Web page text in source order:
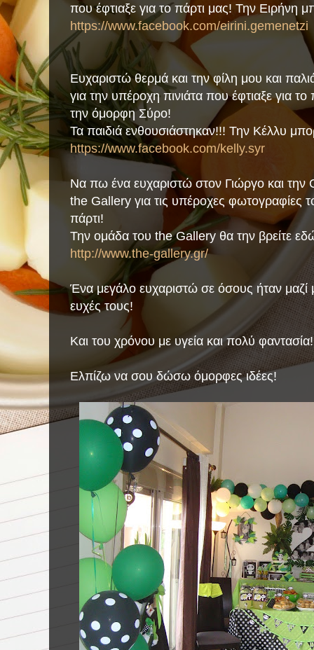
που έφτιαξε για το πάρτι μας! Την Ειρήνη
https://www.facebook.com/eirini.gemenetzi
Ευχαριστώ θερμά και την φίλη μου και
για την υπέροχη πινιάτα που έφτιαξε για
την όμορφη Σύρο!
Τα παιδιά ενθουσιάστηκαν!!! Την Κέλλυ
https://www.facebook.com/kelly.syr
Να πω ένα ευχαριστώ στον Γιώργο και την
the Gallery για τις υπέροχες φωτογραφίες
πάρτι!
Την ομάδα του the Gallery θα την βρείτε
http://www.the-gallery.gr/
Ένα μεγάλο ευχαριστώ σε όσους ήταν μαζί
ευχές τους!
Και του χρόνου με υγεία και πολύ
Ελπίζω να σου δώσω όμορφες ιδέες!